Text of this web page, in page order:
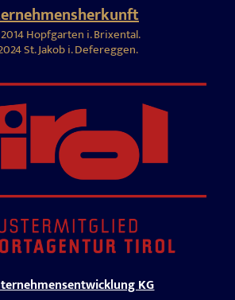
Hopfgarten i. Brixental.
St. Jakob i. Defereggen.
KG